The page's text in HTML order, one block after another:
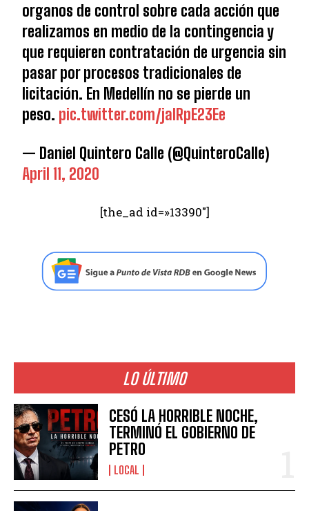
organos de control sobre cada acción que
realizamos en medio de la contingencia y
que requieren contratación de urgencia sin
pasar por procesos tradicionales de
licitación. En Medellín no se pierde un
peso. pic.twitter.com/jalRpE23Ee
— Daniel Quintero Calle (@QuinteroCalle)
April 11, 2020
[the_ad id=»13390″]
LO ÚLTIMO
CESÓ LA HORRIBLE NOCHE,
TERMINÓ EL GOBIERNO DE
PETRO
LOCAL